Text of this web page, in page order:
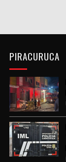
PIRACURUCA